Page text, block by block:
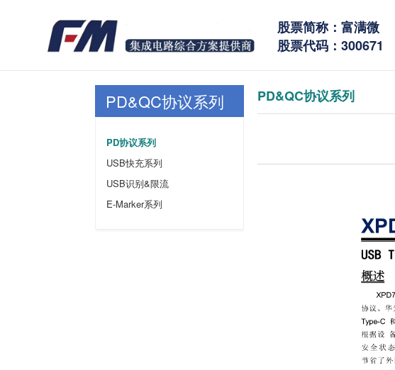
股票简称：富满微
股票代码：300671
PD&QC协议系列
PD协议系列
USB快充系列
USB识别&限流
E-Marker系列
PD&QC协议系列